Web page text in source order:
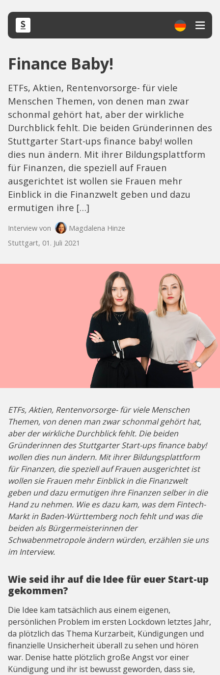
Finance Baby!
ETFs, Aktien, Rentenvorsorge- für viele
Menschen Themen, von denen man zwar
schonmal gehört hat, aber der wirkliche
Durchblick fehlt. Die beiden Gründerinnen des
Stuttgarter Start-ups finance baby! wollen
dies nun ändern. Mit ihrer Bildungsplattform
für Finanzen, die speziell auf Frauen
ausgerichtet ist wollen sie Frauen mehr
Einblick in die Finanzwelt geben und dazu
ermutigen ihre […]
Interview von
Magdalena Hinze
Stuttgart, 01. Juli 2021
ETFs, Aktien, Rentenvorsorge- für viele Menschen
Themen, von denen man zwar schonmal gehört hat,
aber der wirkliche Durchblick fehlt. Die beiden
Gründerinnen des Stuttgarter Start-ups finance baby!
wollen dies nun ändern. Mit ihrer Bildungsplattform
für Finanzen, die speziell auf Frauen ausgerichtet ist
wollen sie Frauen mehr Einblick in die Finanzwelt
geben und dazu ermutigen ihre Finanzen selber in die
Hand zu nehmen. Wie es dazu kam, was dem Fintech-
Markt in Baden-Württemberg noch fehlt und was die
beiden als Bürgermeisterinnen der
Schwabenmetropole ändern würden, erzählen sie uns
im Interview.
Wie seid ihr auf die Idee für euer Start-up
gekommen?
Die Idee kam tatsächlich aus einem eigenen,
persönlichen Problem im ersten Lockdown letztes Jahr,
da plötzlich das Thema Kurzarbeit, Kündigungen und
finanzielle Unsicherheit überall zu sehen und hören
war. Denise hatte plötzlich große Angst vor einer
Kündigung und ihr ist bewusst geworden, dass sie,